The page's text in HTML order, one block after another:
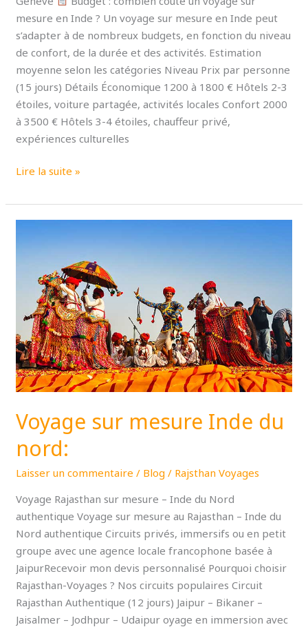
mesure en Inde ? Un voyage sur mesure en Inde peut
s’adapter à de nombreux budgets, en fonction du niveau
de confort, de la durée et des activités. Estimation
moyenne selon les catégories Niveau Prix par personne
(15 jours) Détails Économique 1200 à 1800 € Hôtels 2-3
étoiles, voiture partagée, activités locales Confort 2000
à 3500 € Hôtels 3-4 étoiles, chauffeur privé,
expériences culturelles
Lire la suite »
Voyage sur mesure Inde du
nord:
Laisser un commentaire / Blog / Rajsthan Voyages
Voyage Rajasthan sur mesure – Inde du Nord
authentique Voyage sur mesure au Rajasthan – Inde du
Nord authentique Circuits privés, immersifs ou en petit
groupe avec une agence locale francophone basée à
JaipurRecevoir mon devis personnalisé Pourquoi choisir
Rajasthan-Voyages ? Nos circuits populaires Circuit
Rajasthan Authentique (12 jours) Jaipur – Bikaner –
Jaisalmer – Jodhpur – Udaipur oyage en immersion avec
sur
Inde
nord: